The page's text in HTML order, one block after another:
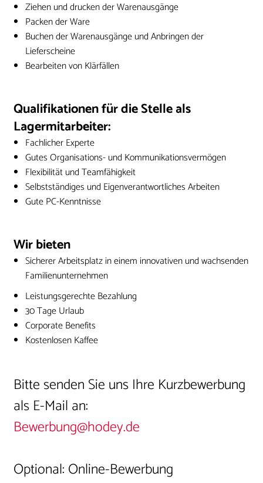
Ziehen und drucken der Warenausgänge
Packen der Ware
Buchen der Warenausgänge und Anbringen der
Lieferscheine
Bearbeiten von Klärfällen
Qualifikationen für die Stelle als
Lagermitarbeiter:
Fachlicher Experte
Gutes Organisations- und Kommunikationsvermögen
Flexibilität und Teamfähigkeit
Selbstständiges und Eigenverantwortliches Arbeiten
Gute PC-Kenntnisse
Wir bieten
Sicherer Arbeitsplatz in einem innovativen und wachsenden
Familienunternehmen
Leistungsgerechte Bezahlung
30 Tage Urlaub
Corporate Benefits
Kostenlosen Kaffee
Bitte senden Sie uns Ihre Kurzbewerbung
als E-Mail an:
Bewerbung@hodey.de
Optional: Online-Bewerbung